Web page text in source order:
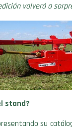
volverá a
stand?
su